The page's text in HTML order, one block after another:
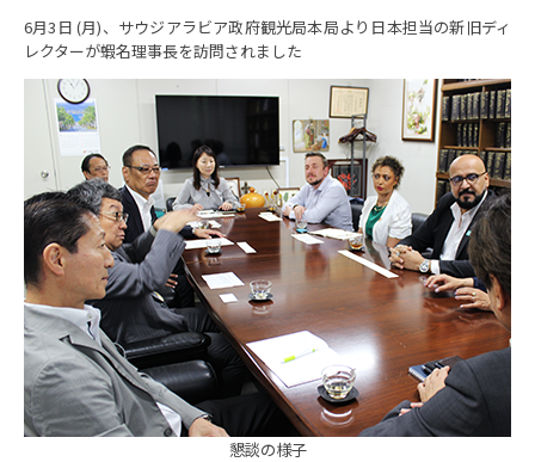
6月3日 (月)、サウジアラビア政府観光局本局より日本担当の新旧ディ
レクターが蝦名理事長を訪問されました
懇談の様子